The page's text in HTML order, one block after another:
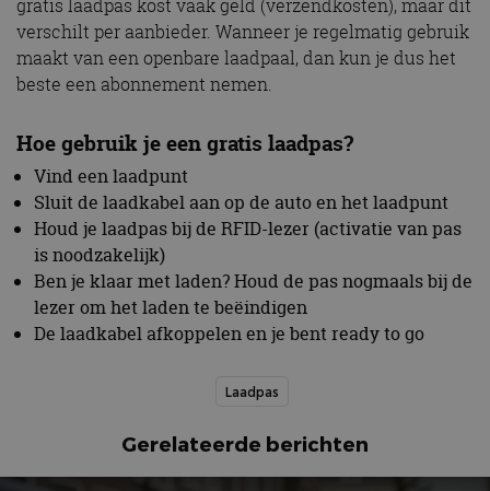
gratis laadpas kost vaak geld (verzendkosten), maar dit
verschilt per aanbieder. Wanneer je regelmatig gebruik
maakt van een openbare laadpaal, dan kun je dus het
beste een abonnement nemen.
Hoe gebruik je een gratis laadpas?
Vind een laadpunt
Sluit de laadkabel aan op de auto en het laadpunt
Houd je laadpas bij de RFID-lezer (activatie van pas
is noodzakelijk)
Ben je klaar met laden? Houd de pas nogmaals bij de
lezer om het laden te beëindigen
De laadkabel afkoppelen en je bent ready to go
Laadpas
Gerelateerde berichten